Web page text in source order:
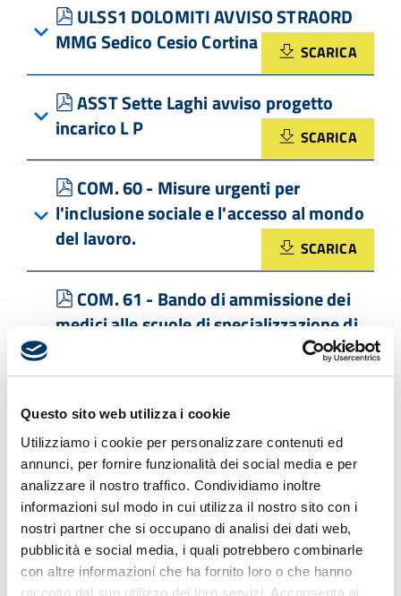
Questo sito web utilizza i cookie
Utilizziamo i cookie per personalizzare contenuti ed
annunci, per fornire funzionalità dei social media e per
analizzare il nostro traffico. Condividiamo inoltre
informazioni sul modo in cui utilizza il nostro sito con i
nostri partner che si occupano di analisi dei dati web,
pubblicità e social media, i quali potrebbero combinarle
con altre informazioni che ha fornito loro o che hanno
raccolto dal suo utilizzo dei loro servizi. Acconsenta ai
pdf
ULSS1 DOLOMITI AVVISO STRAORD
MMG Sedico Cesio Cortina
SCARICA
pdf
ASST Sette Laghi avviso progetto
incarico L P
SCARICA
pdf
COM. 60 - Misure urgenti per
l'inclusione sociale e l'accesso al mondo
del lavoro.
SCARICA
pdf
COM. 61 - Bando di ammissione dei
medici alle scuole di specializzazione di
SCARICA
pdf
POLIS Lombardia Avviso pubbblico
Elenco regionale formatori cure primarie
SCARICA
pdf
Comando Prov Vigili Fuoco Varese
incarichi 2023 2024
SCARICA